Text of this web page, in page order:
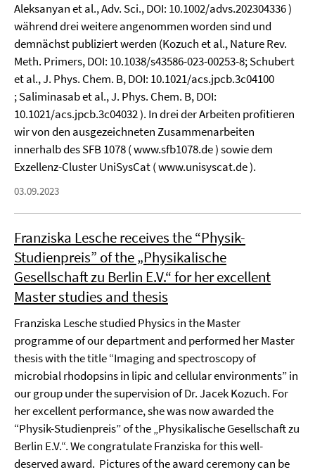
Aleksanyan et al., Adv. Sci., DOI: 10.1002/advs.202304336 )
während drei weitere angenommen worden sind und
demnächst publiziert werden (Kozuch et al., Nature Rev.
Meth. Primers, DOI: 10.1038/s43586-023-00253-8; Schubert
et al., J. Phys. Chem. B, DOI: 10.1021/acs.jpcb.3c04100
; Saliminasab et al., J. Phys. Chem. B, DOI:
10.1021/acs.jpcb.3c04032 ). In drei der Arbeiten profitieren
wir von den ausgezeichneten Zusammenarbeiten
innerhalb des SFB 1078 ( www.sfb1078.de ) sowie dem
Exzellenz-Cluster UniSysCat ( www.unisyscat.de ).
03.09.2023
Franziska Lesche receives the “Physik-
Studienpreis” of the „Physikalische
Gesellschaft zu Berlin E.V.“ for her excellent
Master studies and thesis
Franziska Lesche studied Physics in the Master
programme of our department and performed her Master
thesis with the title “Imaging and spectroscopy of
microbial rhodopsins in lipic and cellular environments” in
our group under the supervision of Dr. Jacek Kozuch. For
her excellent performance, she was now awarded the
“Physik-Studienpreis” of the „Physikalische Gesellschaft zu
Berlin E.V.“. We congratulate Franziska for this well-
deserved award. Pictures of the award ceremony can be